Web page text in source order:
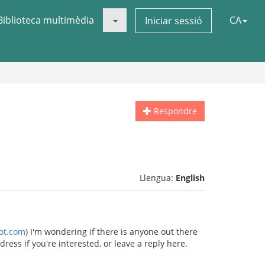
multimèdia Iniciar sessió CA
Respondre
Llengua: English
) I'm wondering if there is anyone out there
if you're interested, or leave a reply here.